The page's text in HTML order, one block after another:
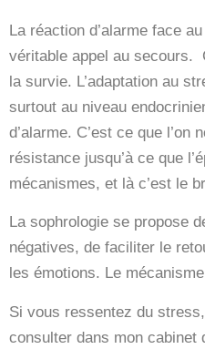
La réaction d’alarme face
véritable appel au secours.
la survie. L’adaptation au
surtout au niveau
d’alarme. C’est ce que l’on
résistance jusqu’à ce que
mécanismes, et là c’est le
La sophrologie se propose
négatives, de faciliter le
les émotions. Le
Si vous ressentez du
consulter dans mon cabinet